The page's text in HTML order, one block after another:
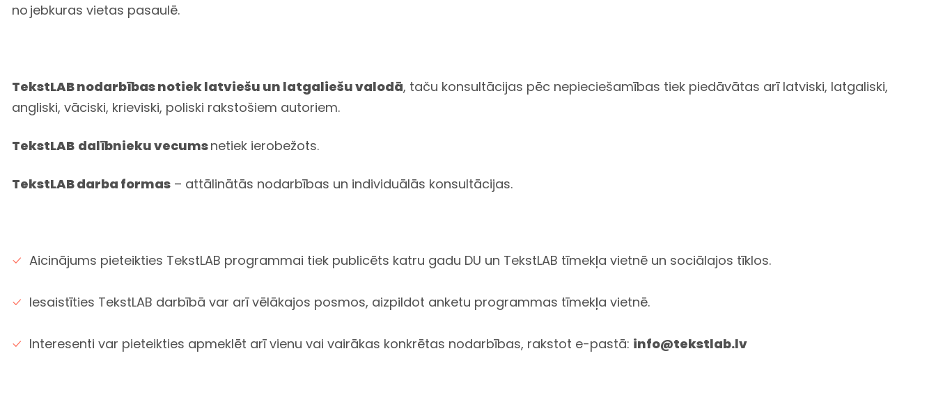
no jebkuras vietas pasaulē.
TekstLAB nodarbības notiek latviešu un latgaliešu valodā, taču konsultācijas pēc nepieciešamības tiek piedāvātas arī latviski, latgaliski,
angliski, vāciski, krieviski, poliski rakstošiem autoriem.
TekstLAB dalībnieku vecumsnetiek ierobežots.
TekstLAB darba formas – attālinātās nodarbības un individuālās konsultācijas.
Aicinājums pieteikties TekstLAB programmai tiek publicēts katru gadu DU un TekstLAB tīmekļa vietnē un sociālajos tīklos.
Iesaistīties TekstLAB darbībā var arī vēlākajos posmos, aizpildot anketu programmas tīmekļa vietnē.
Interesenti var pieteikties apmeklēt arī vienu vai vairākas konkrētas nodarbības, rakstot e-pastā: info@tekstlab.lv